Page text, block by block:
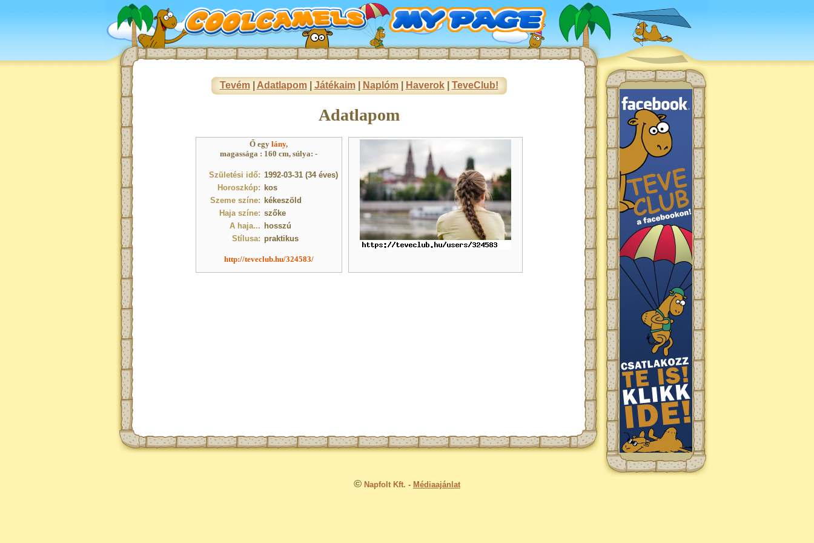
Tevém| Adatlapom| Játékaim| Naplóm| Haverok| TeveClub!
Adatlapom
Ő egy lány,
magassága : 160 cm, súlya: -
Születési idő: 1992-03-31 (34 éves)
Horoszkóp: kos
Szeme színe: kékeszöld
Haja színe: szőke
A haja... hosszú
Stílusa: praktikus
http://teveclub.hu/324583/
© Napfolt Kft. - Médiaajánlat